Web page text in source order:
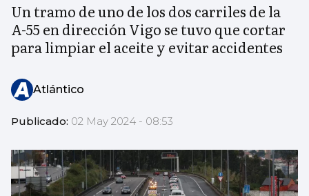
Un tramo de uno de los dos carriles de la
A-55 en dirección Vigo se tuvo que cortar
para limpiar el aceite y evitar accidentes
Atlántico
Publicado: 02 May 2024 - 08:53